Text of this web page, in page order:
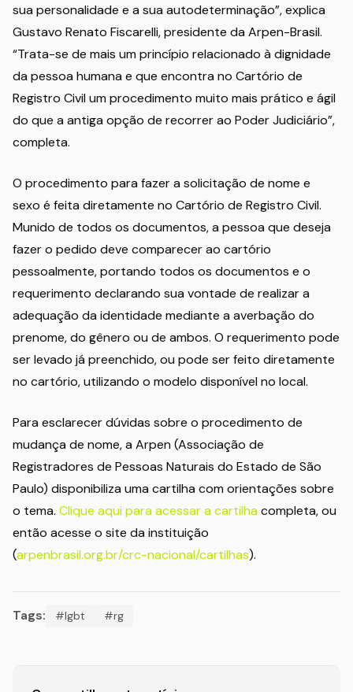
sua personalidade e a sua autodeterminação”, explica
Gustavo Renato Fiscarelli, presidente da Arpen-Brasil.
“Trata-se de mais um princípio relacionado à dignidade
da pessoa humana e que encontra no Cartório de
Registro Civil um procedimento muito mais prático e ágil
do que a antiga opção de recorrer ao Poder Judiciário”,
completa.
O procedimento para fazer a solicitação de nome e
sexo é feita diretamente no Cartório de Registro Civil.
Munido de todos os documentos, a pessoa que deseja
fazer o pedido deve comparecer ao cartório
pessoalmente, portando todos os documentos e o
requerimento declarando sua vontade de realizar a
adequação da identidade mediante a averbação do
prenome, do gênero ou de ambos. O requerimento pode
ser levado já preenchido, ou pode ser feito diretamente
no cartório, utilizando o modelo disponível no local.
Para esclarecer dúvidas sobre o procedimento de
mudança de nome, a Arpen (Associação de
Registradores de Pessoas Naturais do Estado de São
Paulo) disponibiliza uma cartilha com orientações sobre
o tema. Clique aqui para acessar a cartilhacompleta, ou
então acesse o site da instituição
(arpenbrasil.org.br/crc-nacional/cartilhas).
Tags: #lgbt #rg